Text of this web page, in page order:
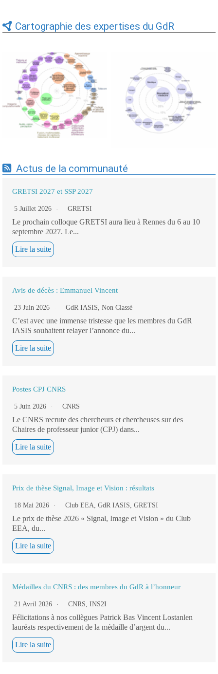
Cartographie des expertises du GdR
Expertises du GdR -
cartographie par Axes -
19/09/2025
Expertises du GdR -
cartographie par mots-clés
applicatifs - 19/09/2025
Actus de la communauté
GRETSI 2027 et SSP 2027
5 Juillet 2026 GRETSI
Le prochain colloque GRETSI aura lieu à Rennes du 6 au 10
septembre 2027. Le...
Lire la suite
Avis de décès : Emmanuel Vincent
23 Juin 2026 GdR IASIS, Non Classé
C’est avec une immense tristesse que les membres du GdR
IASIS souhaitent relayer l’annonce du...
Lire la suite
Postes CPJ CNRS
5 Juin 2026 CNRS
Le CNRS recrute des chercheurs et chercheuses sur des
Chaires de professeur junior (CPJ) dans...
Lire la suite
Prix de thèse Signal, Image et Vision : résultats
18 Mai 2026 Club EEA, GdR IASIS, GRETSI
Le prix de thèse 2026 « Signal, Image et Vision » du Club
EEA, du...
Lire la suite
Médailles du CNRS : des membres du GdR à l’honneur
21 Avril 2026 CNRS, INS2I
Félicitations à nos collègues Patrick Bas Vincent Lostanlen
lauréats respectivement de la médaille d’argent du...
Lire la suite